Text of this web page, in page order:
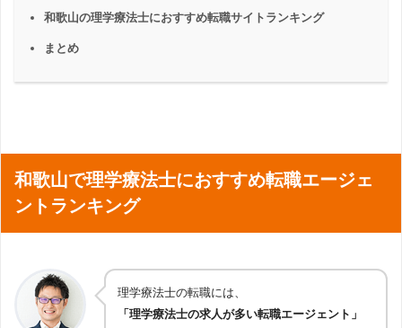
和歌山の理学療法士におすすめ転職サイトランキング
まとめ
和歌山で理学療法士におすすめ転職エージェ
ントランキング
理学療法士の転職には、
「理学療法士の求人が多い転職エージェント」